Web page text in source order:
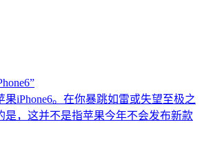
果iPhone6。在你暴跳如雷或失望至极之
是，这并不是指苹果今年不会发布新款